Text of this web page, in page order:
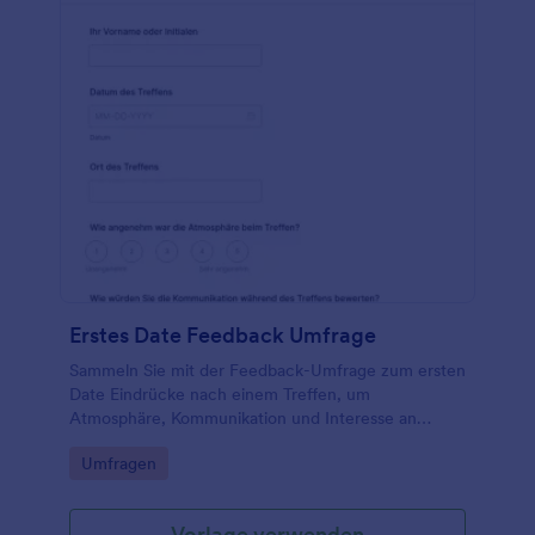
einzubetten oder eigenständig zu verwenden.
Erstes Date Feedback Umfrage
Sammeln Sie mit der Feedback-Umfrage zum ersten
Date Eindrücke nach einem Treffen, um
Atmosphäre, Kommunikation und Interesse an
persönliche Reflexion oder Beziehungsberatung mit
Go to Category:
Umfragen